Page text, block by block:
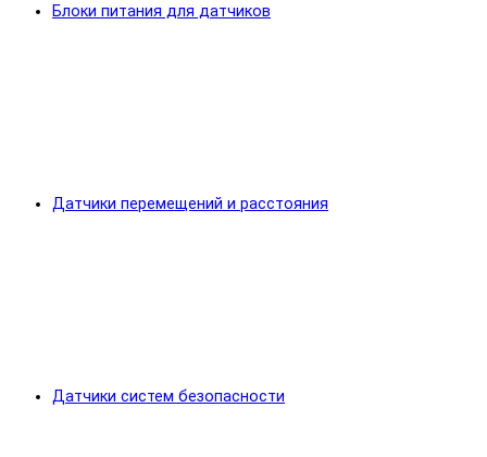
Блоки питания для датчиков
Датчики перемещений и расстояния
Датчики систем безопасности